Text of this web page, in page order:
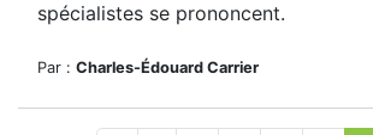
spécialistes se prononcent.
Par : Charles-Édouard Carrier